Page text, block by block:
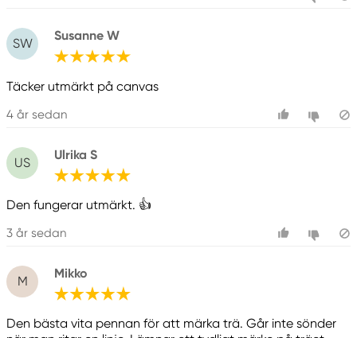
SW
Susanne W
Täcker utmärkt på canvas
4 år sedan
US
Ulrika S
Den fungerar utmärkt. 👍
3 år sedan
M
Mikko
Den bästa vita pennan för att märka trä. Går inte sönder